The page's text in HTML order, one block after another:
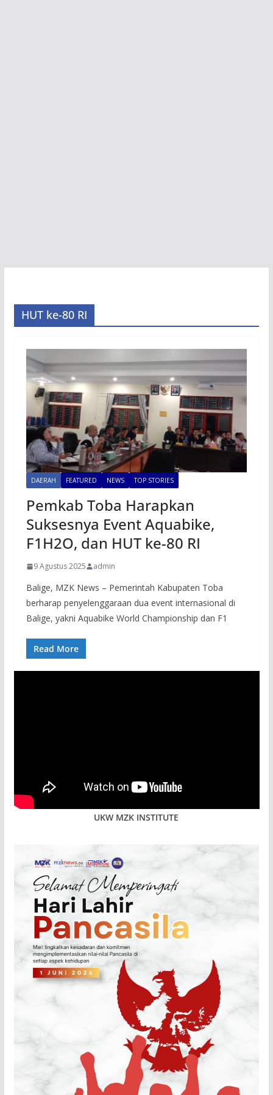
HUT ke-80 RI
DAERAH FEATURED NEWS TOP STORIES
Pemkab Toba Harapkan
Suksesnya Event Aquabike,
F1H2O, dan HUT ke-80 RI
9 Agustus 2025 admin
Balige, MZK News – Pemerintah Kabupaten Toba
berharap penyelenggaraan dua event internasional di
Balige, yakni Aquabike World Championship dan F1
Read More
UKW MZK INSTITUTE